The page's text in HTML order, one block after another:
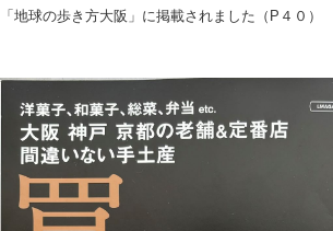
「地球の歩き方大阪」に掲載されました（P４０）